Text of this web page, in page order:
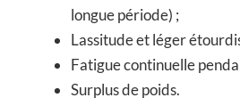
longue période) ;
Lassitude et léger
Fatigue continuelle
Surplus de poids.